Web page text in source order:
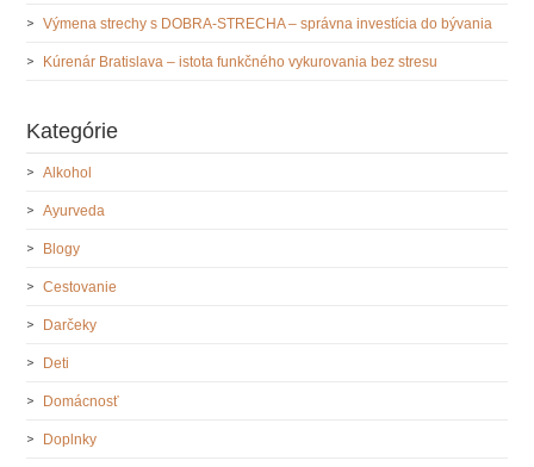
Výmena strechy s DOBRA-STRECHA – správna investícia do bývania
Kúrenár Bratislava – istota funkčného vykurovania bez stresu
Kategórie
Alkohol
Ayurveda
Blogy
Cestovanie
Darčeky
Deti
Domácnosť
Doplnky